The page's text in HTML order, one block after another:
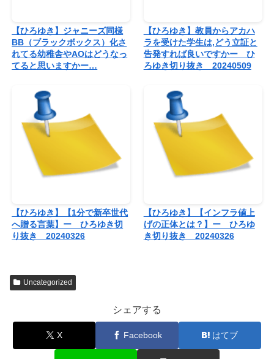
【ひろゆき】ジャニーズ同様
BB（ブラックボックス）化さ
れてる幼稚舎やAOはどうなっ
てると思いますかー…
【ひろゆき】教員からアカハ
ラを受けた学生は,どう立証と
告発すれば良いですかー ひ
ろゆき切り抜き 20240509
【ひろゆき】【1分で新卒世代
へ贈る言葉】ー ひろゆき切
り抜き 20240326
【ひろゆき】【インフラ値上
げの正体とは？】ー ひろゆ
き切り抜き 20240326
Uncategorized
シェアする
X Facebook はてブ